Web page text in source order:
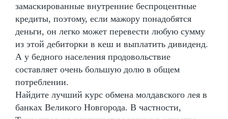
замаскированные внутренние беспроцентные
кредиты, поэтому, если мажору понадобятся
деньги, он легко может перевести любую сумму
из этой дебиторки в кеш и выплатить дивиденд.
А у бедного населения продовольствие
составляет очень большую долю в общем
потреблении.
Найдите лучший курс обмена молдавского лея в
банках Великого Новгорода. В частности,